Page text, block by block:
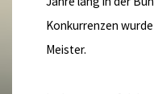
Konkurrenzen
Meister.